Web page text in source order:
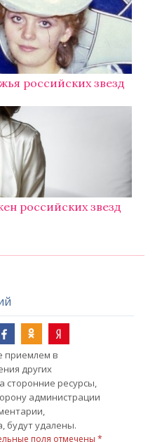
российских звезд
российских звезд
приемлем в
других
сторонние ресурсы,
администрации
будут удалены.
поля отмечены *